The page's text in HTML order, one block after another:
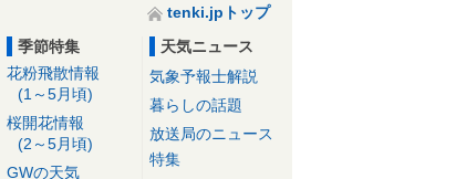
tenki.jpトップ
季節特集
花粉飛散情報
(1～5月頃)
桜開花情報
(2～5月頃)
GWの天気
天気ニュース
気象予報士解説
暮らしの話題
放送局のニュース
特集